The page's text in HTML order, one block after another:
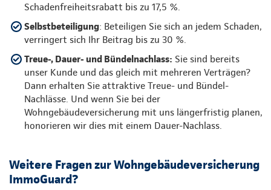
Schadenfreiheitsrabatt bis zu 17,5 %.
Selbstbeteiligung: Beteiligen Sie sich an jedem Schaden,
verringert sich Ihr Beitrag bis zu 30 %.
Treue-, Dauer- und Bündelnachlass: Sie sind bereits
unser Kunde und das gleich mit mehreren Verträgen?
Dann erhalten Sie attraktive Treue- und Bündel-
Nachlässe. Und wenn Sie bei der
Wohngebäudeversicherung mit uns längerfristig planen,
honorieren wir dies mit einem Dauer-Nachlass.
Weitere Fragen zur Wohngebäudeversicherung
ImmoGuard?